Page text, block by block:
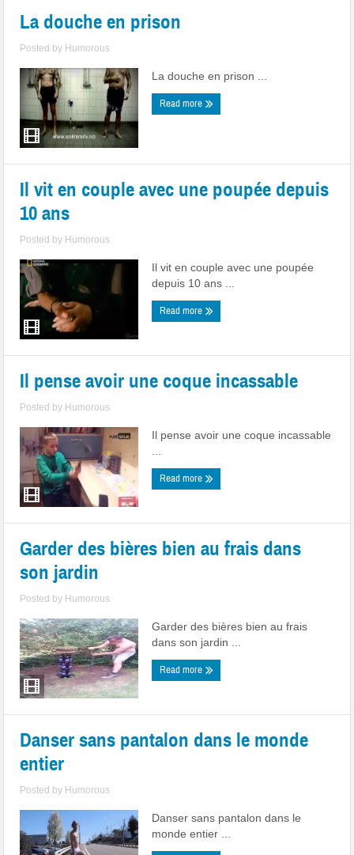
La douche en prison
Posted by Humorous
La douche en prison ...
Read more
Il vit en couple avec une poupée depuis
10 ans
Posted by Humorous
Il vit en couple avec une poupée
depuis 10 ans ...
Read more
Il pense avoir une coque incassable
Posted by Humorous
Il pense avoir une coque incassable
Read more
Garder des bières bien au frais dans
son jardin
Posted by Humorous
Garder des bières bien au frais
dans son jardin ...
Read more
Danser sans pantalon dans le monde
entier
Posted by Humorous
Danser sans pantalon dans le
monde entier ...